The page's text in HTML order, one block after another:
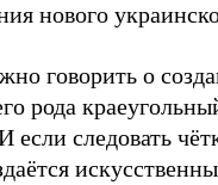
нового
говорить о
рода
если следовать